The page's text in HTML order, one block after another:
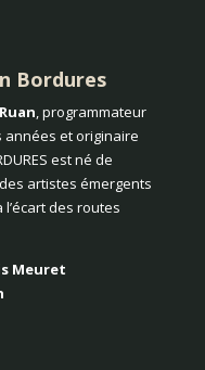
Bordures
, programmateur
et originaire
est né de
artistes émergents
des routes
Meuret